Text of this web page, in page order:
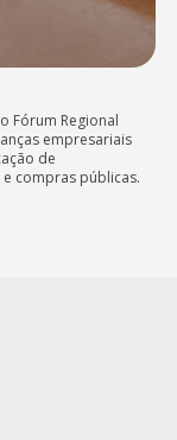
Fórum Regional
empresariais
de
compras públicas.